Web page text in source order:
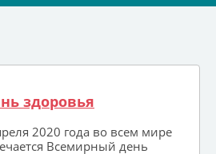
здоровья
2020 года во всем мире
Всемирный день